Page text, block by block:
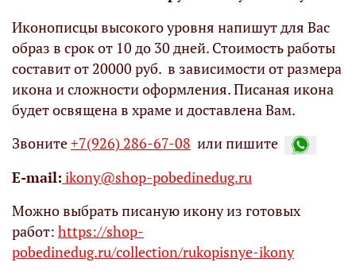
Иконописцы высокого уровня напишут для Вас
образ в срок от 10 до 30 дней. Стоимость работы
составит от 20000 руб. в зависимости от размера
икона и сложности оформления. Писаная икона
будет освящена в храме и доставлена Вам.
Звоните+7(926) 286-67-08 или пишите
Е-mail: ikony@shop-pobedinedug.ru
Можно выбрать писаную икону из готовых
работ: https://shop-
pobedinedug.ru/collection/rukopisnye-ikony